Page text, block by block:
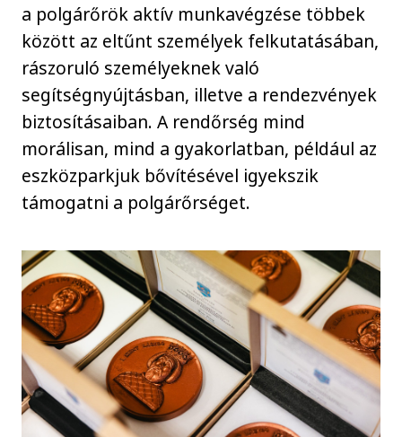
a polgárőrök aktív munkavégzése többek
között az eltűnt személyek felkutatásában,
rászoruló személyeknek való
segítségnyújtásban, illetve a rendezvények
biztosításaiban. A rendőrség mind
morálisan, mind a gyakorlatban, például az
eszközparkjuk bővítésével igyekszik
támogatni a polgárőrséget.